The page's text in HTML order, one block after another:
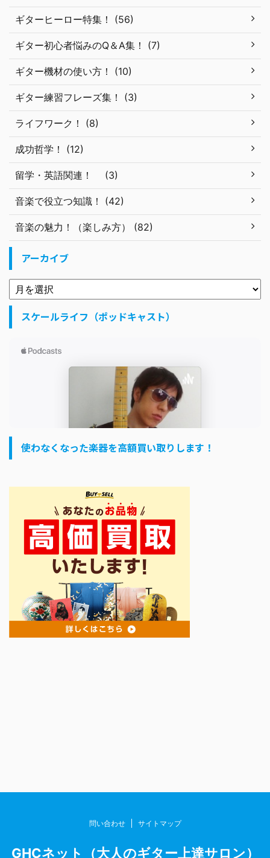
ギターヒーロー特集！ (56)
ギター初心者悩みのQ＆A集！ (7)
ギター機材の使い方！ (10)
ギター練習フレーズ集！ (3)
ライフワーク！ (8)
成功哲学！ (12)
留学・英語関連！ (3)
音楽で役立つ知識！ (42)
音楽の魅力！（楽しみ方） (82)
アーカイブ
スケールライフ（ポッドキャスト）
使わなくなった楽器を高額買い取りします！
問い合わせ サイトマップ
GHCネット（大人のギター上達サロン）